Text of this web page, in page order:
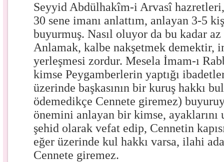
Seyyid Abdülhakîm-i Arvasî
30 sene imanı anlattım, anlayan 3-5
buyurmuş. Nasıl oluyor da bu kadar az
Anlamak, kalbe nakşetmek demektir,
yerleşmesi zordur. Mesela İmam-ı
kimse Peygamberlerin yaptığı
üzerinde başkasının bir kuruş hakkı
ödemedikçe Cennete giremez)
önemini anlayan bir kimse, ayaklarını
şehid olarak vefat edip, Cennetin
eğer üzerinde kul hakkı varsa, ilahi
Cennete giremez.